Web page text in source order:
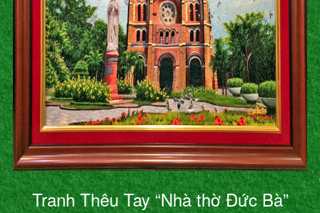
Tranh Thêu Tay “Nhà thờ Đức Bà”